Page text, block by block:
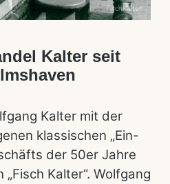
Kalter seit
Kalter mit der
klassischen „Ein-
der 50er Jahre
Kalter“. Wolfgang